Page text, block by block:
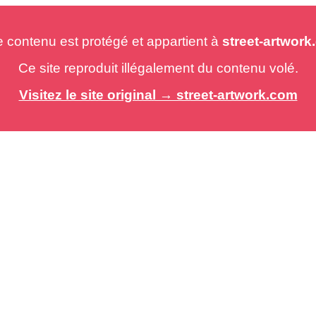
est protégé et appartient à street-
Ce site reproduit illégalement du contenu volé.
Visitez le site original → street-artwork.com